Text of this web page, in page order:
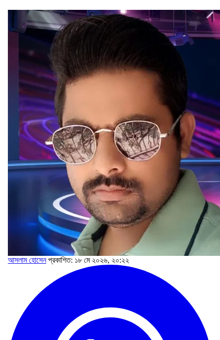
আসলাম হোসেন প্রকাশিত: ১৮ মে ২০২৬, ২০:২২